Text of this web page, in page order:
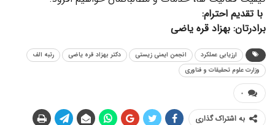
برادرتان: بهزاد قره یاضی
ارزیابی عملکرد انجمن ایمنی زیستی دکتر بهزاد قره یاضی
رتبه الف
وزارت علوم تحقیقات و فناوری
۰
به اشتراک گذاری